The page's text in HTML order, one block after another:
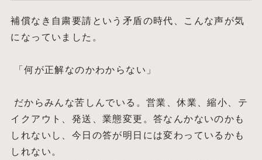
補償なき自粛要請という矛盾の時代、こんな声が気
になっていました。
「何が正解なのかわからない」
だからみんな苦しんでいる。営業、休業、縮小、テ
イクアウト、発送、業態変更。答なんかないのかも
しれないし、今日の答が明日には変わっているかも
しれない。